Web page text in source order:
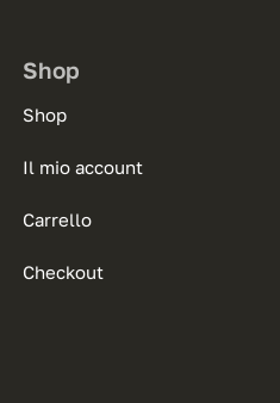
Shop
Shop
Il mio account
Carrello
Checkout